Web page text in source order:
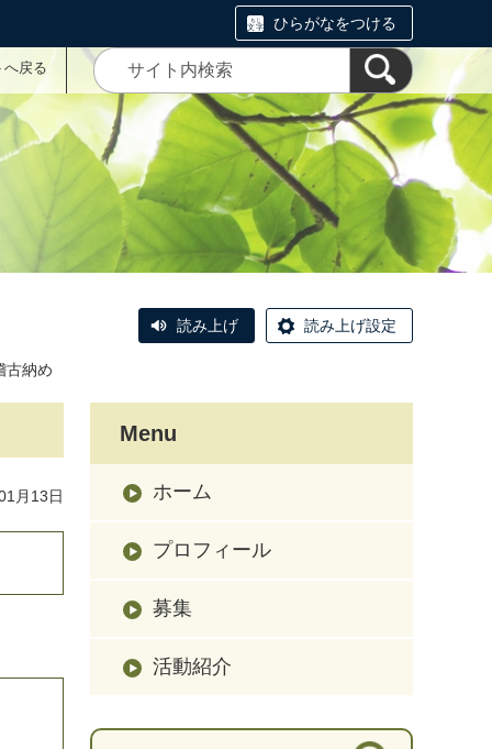
ひらがなをつける
へ戻る
読み上げ 読み上げ設定
古納め
月13日
Menu
ホーム
プロフィール
募集
活動紹介